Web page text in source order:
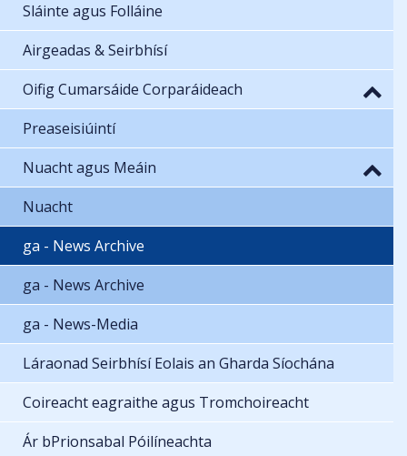
Sláinte agus Folláine
Airgeadas & Seirbhísí
Oifig Cumarsáide Corparáideach
Preaseisiúintí
Nuacht agus Meáin
Nuacht
ga - News Archive
ga - News Archive
ga - News-Media
Láraonad Seirbhísí Eolais an Gharda Síochána
Coireacht eagraithe agus Tromchoireacht
Ár bPrionsabal Póilíneachta